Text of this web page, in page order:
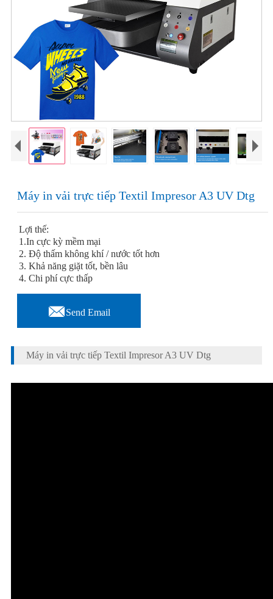
Máy in vải trực tiếp Textil Impresor A3 UV Dtg
Lợi thế:
1.In cực kỳ mềm mại
2. Độ thấm không khí / nước tốt hơn
3. Khả năng giặt tốt, bền lâu
4. Chi phí cực thấp
Send Email
Máy in vải trực tiếp Textil Impresor A3 UV Dtg